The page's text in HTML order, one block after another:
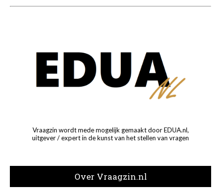
Vraagzin wordt mede mogelijk gemaakt door EDUA.nl,
uitgever / expert in de kunst van het stellen van vragen
Over Vraagzin.nl